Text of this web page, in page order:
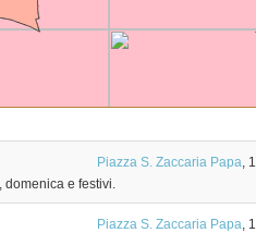
Piazza S. Zaccaria Papa, 1
domenica e festivi.
Piazza S. Zaccaria Papa, 1